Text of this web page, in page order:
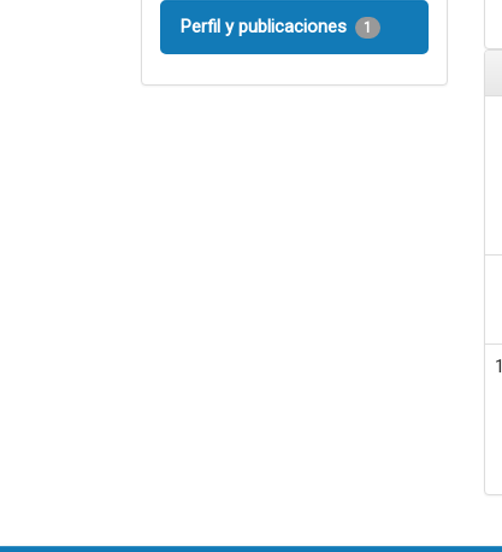
Perfil y publicaciones 1
1